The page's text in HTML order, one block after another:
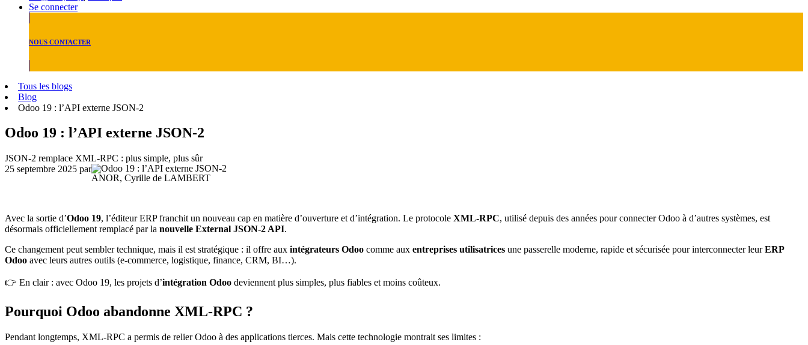
Se connecter
NOUS CONTACTER
Tous les blogs
Blog
Odoo 19 : l’API externe JSON-2
Odoo 19 : l’API externe JSON-2
JSON-2 remplace XML-RPC : plus simple, plus sûr
25 septembre 2025 par
ANOR, Cyrille de LAMBERT
Avec la sortie d’Odoo 19, l’éditeur ERP franchit un nouveau cap en matière d’ouverture et d’intégration. Le protocole XML-RPC, utilisé depuis des années pour connecter Odoo à d’autres systèmes, est
désormais officiellement remplacé par la nouvelle External JSON-2 API.
Ce changement peut sembler technique, mais il est stratégique : il offre aux intégrateurs Odoo comme aux entreprises utilisatrices une passerelle moderne, rapide et sécurisée pour interconnecter leurERP
Odoo avec leurs autres outils (e-commerce, logistique, finance, CRM, BI…).
👉 En clair : avec Odoo 19, les projets d’intégration Odoo deviennent plus simples, plus fiables et moins coûteux.
Pourquoi Odoo abandonne XML-RPC ?
Pendant longtemps, XML-RPC a permis de relier Odoo à des applications tierces. Mais cette technologie montrait ses limites :